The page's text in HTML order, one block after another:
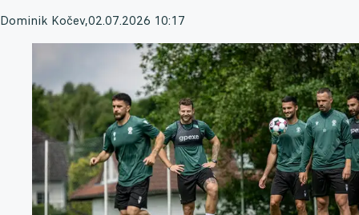
Dominik Kočev,02.07.2026 10:17